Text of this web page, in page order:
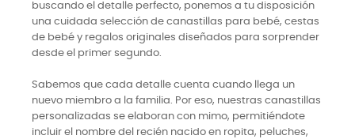
buscando el detalle perfecto, ponemos a tu disposición
una cuidada selección de canastillas para bebé, cestas
de bebé y regalos originales diseñados para sorprender
desde el primer segundo.
Sabemos que cada detalle cuenta cuando llega un
nuevo miembro a la familia. Por eso, nuestras canastillas
personalizadas se elaboran con mimo, permitiéndote
incluir el nombre del recién nacido en ropita, peluches,